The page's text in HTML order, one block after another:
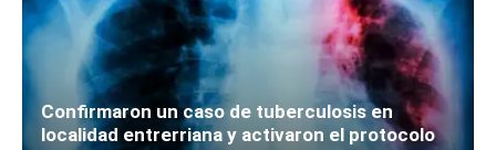
Confirmaron un caso de tuberculosis en
localidad entrerriana y activaron el protocolo